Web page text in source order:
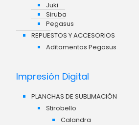
Juki
Siruba
Pegasus
REPUESTOS Y ACCESORIOS
Aditamentos Pegasus
Impresión Digital
PLANCHAS DE SUBLIMACIÓN
Stirobello
Calandra